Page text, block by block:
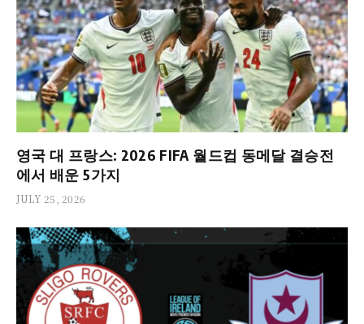
영국 대 프랑스: 2026 FIFA 월드컵 동메달 결승전
에서 배운 5가지
JULY 25, 2026